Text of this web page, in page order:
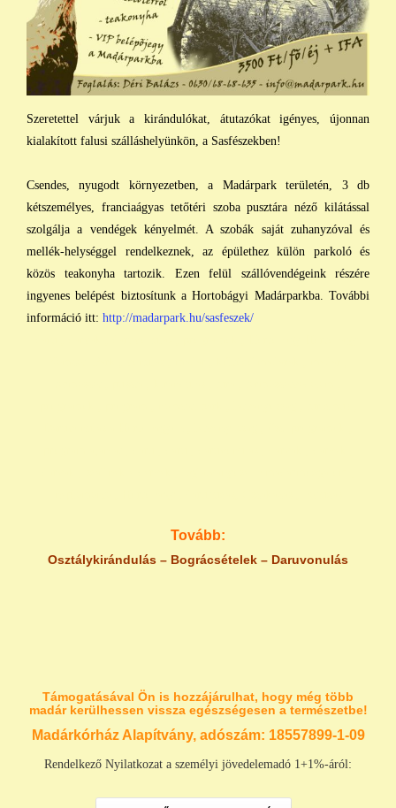
Szeretettel várjuk a kirándulókat, átutazókat igényes, újonnan
kialakított falusi szálláshelyünkön, a Sasfészekben!
Csendes, nyugodt környezetben, a Madárpark területén, 3 db
kétszemélyes, franciaágyas tetőtéri szoba pusztára néző kilátással
szolgálja a vendégek kényelmét. A szobák saját zuhanyzóval és
mellék-helységgel rendelkeznek, az épülethez külön parkoló és
közös teakonyha tartozik. Ezen felül szállóvendégeink részére
ingyenes belépést biztosítunk a Hortobágyi Madárparkba. További
információ itt: http://madarpark.hu/sasfeszek/
Tovább:
Osztálykirándulás – Bográcsételek – Daruvonulás
Támogatásával Ön is hozzájárulhat, hogy még több
madár kerülhessen vissza egészségesen a természetbe!
Madárkórház Alapítvány, adószám: 18557899-1-09
Rendelkező Nyilatkozat a személyi jövedelemadó 1+1%-áról: